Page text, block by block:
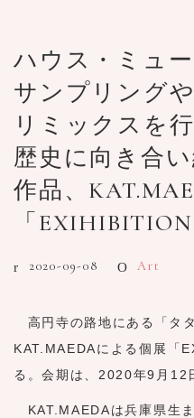
ハウス・ミュ
サンプリング
リミックスを
歴史に向き合
作品、
「EXIHIBITION
2020-09-08 Art
高円寺の路地にある「タ
KAT.MAEDAによる個展「
る。会期は、2020年9月12
KAT.MAEDAは兵庫県生